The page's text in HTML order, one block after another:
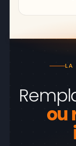
LA
ou